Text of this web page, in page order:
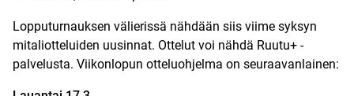
Lopputurnauksen välierissä nähdään siis viime syksyn
mitaliotteluiden uusinnat. Ottelut voi nähdä Ruutu+ -
palvelusta. Viikonlopun otteluohjelma on seuraavanlainen: